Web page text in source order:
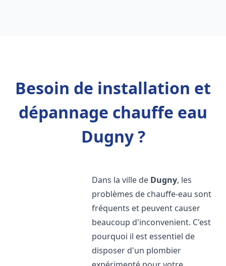
Besoin de installation et
dépannage chauffe eau
Dugny ?
Dans la ville de Dugny, les
problèmes de chauffe-eau sont
fréquents et peuvent causer
beaucoup d'inconvenient. C'est
pourquoi il est essentiel de
disposer d'un plombier